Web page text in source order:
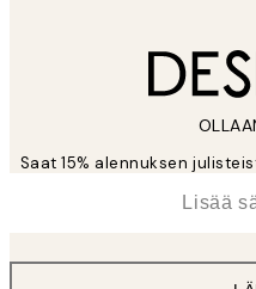
Saat 15% alennuksen